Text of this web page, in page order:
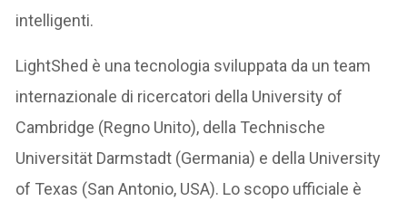
intelligenti.
LightShed è una tecnologia sviluppata da un team
internazionale di ricercatori della University of
Cambridge (Regno Unito), della Technische
Universität Darmstadt (Germania) e della University
of Texas (San Antonio, USA). Lo scopo ufficiale è